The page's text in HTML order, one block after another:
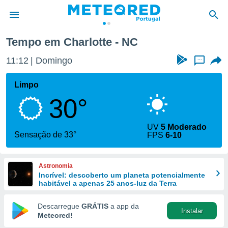
da
foi
fornecidas
a este
das
e
forma
digital
Tempo em Charlotte - NC
11:12 Domingo ...
Limpo
30°
Sensação de 33°
UV5 Moderado
FPS6-10
Astronomia
Incrível: descoberto um planeta potencialmente
habitável a apenas 25 anos-luz da Terra
Descarregue GRÁTIS a app da
Meteored!
Instalar